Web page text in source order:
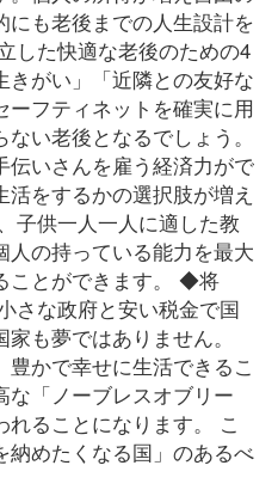
も老後までの人生設計を
した快適な老後のための4
きがい」「近隣との友好な
フティネットを確実に用
い老後となるでしょう。
いさんを雇う経済力がで
をするかの選択肢が増え
子供一人一人に適した教
の持っている能力を最大
ことができます。 ◆将
さな政府と安い税金で国
も夢ではありません。
かで幸せに生活できるこ
な「ノーブレスオブリー
ることになります。 こ
めたくなる国」のあるべ